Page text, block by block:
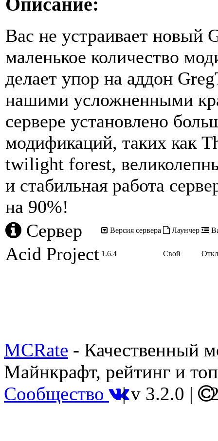
Описание:
Вас не устраивает новый
маленькое количество
делает упор на аддон
нашими усложненными
сервере установлено
модификаций, таких как
twilight forest,
и стабильная работа
на 90%!
Сервер
Версия сервера Лаунчер
Acid Project 1.6.4 Свой
MCRate - Качественный
Майнкрафт, рейтинг и
Сообщество |v 3.2.0 |